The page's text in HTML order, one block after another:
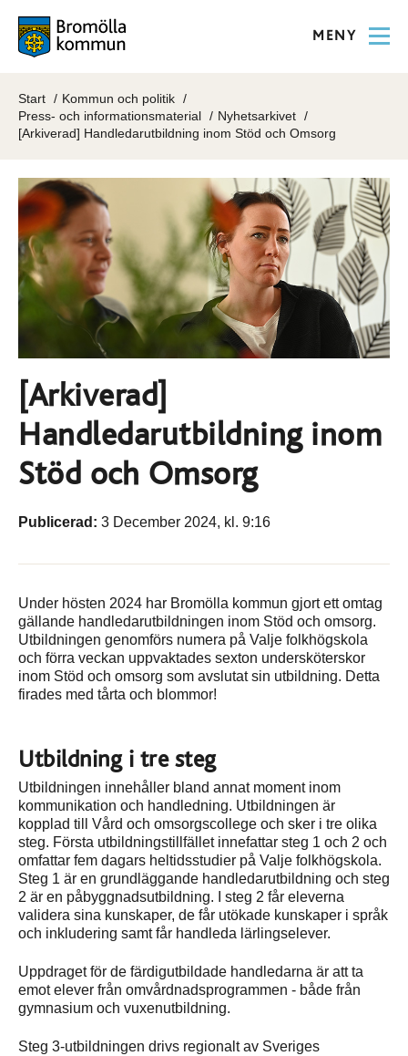
MENY
Start
Kommun och politik
Press- och informationsmaterial
Nyhetsarkivet
[Arkiverad] Handledarutbildning inom Stöd och Omsorg
[Arkiverad]
Handledarutbildning inom
Stöd och Omsorg
Publicerad: 3 December 2024, kl. 9:16
Under hösten 2024 har Bromölla kommun gjort ett omtag
gällande handledarutbildningen inom Stöd och omsorg.
Utbildningen genomförs numera på Valje folkhögskola
och förra veckan uppvaktades sexton undersköterskor
inom Stöd och omsorg som avslutat sin utbildning. Detta
firades med tårta och blommor!
Utbildning i tre steg
Utbildningen innehåller bland annat moment inom
kommunikation och handledning. Utbildningen är
kopplad till Vård och omsorgscollege och sker i tre olika
steg. Första utbildningstillfället innefattar steg 1 och 2 och
omfattar fem dagars heltidsstudier på Valje folkhögskola.
Steg 1 är en grundläggande handledarutbildning och steg
2 är en påbyggnadsutbildning. I steg 2 får eleverna
validera sina kunskaper, de får utökade kunskaper i språk
och inkludering samt får handleda lärlingselever.
Uppdraget för de färdigutbildade handledarna är att ta
emot elever från omvårdnadsprogrammen - både från
gymnasium och vuxenutbildning.
Steg 3-utbildningen drivs regionalt av Sveriges